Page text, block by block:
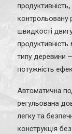
контрольовану
швидкості
типу деревини
потужність
Автоматична
регульована
легку та
конструкція